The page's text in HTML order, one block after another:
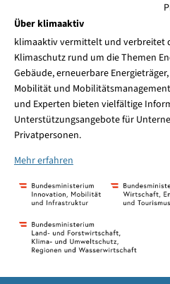
Über klimaaktiv
klimaaktiv vermittelt und verbreitet
Klimaschutz rund um die Themen
Gebäude, erneuerbare
Mobilität und
und Experten bieten vielfältige
Unterstützungsangebote für
Privatpersonen.
Mehr erfahren